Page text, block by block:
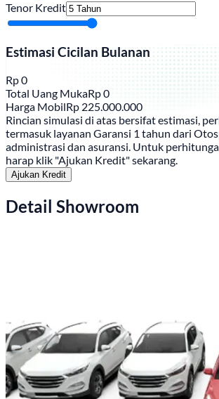
Tenor Kredit
Estimasi Cicilan Bulanan
Rp0
Total Uang MukaRp0
Harga MobilRp 225.000.000
Rincian simulasi di atas bersifat estimasi,
termasuk layanan Garansi 1 tahun dari
administrasi dan asuransi. Untuk
harap klik "Ajukan Kredit" sekarang.
Ajukan Kredit
Detail Showroom